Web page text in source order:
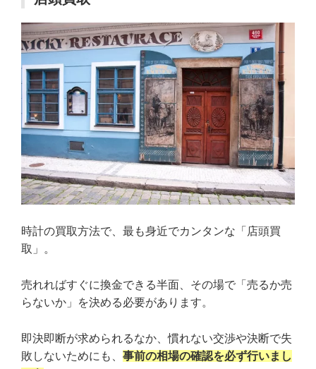
時計の買取方法で、最も身近でカンタンな「店頭買
取」。
売れればすぐに換金できる半面、その場で「売るか売
らないか」を決める必要があります。
即決即断が求められるなか、慣れない交渉や決断で失
敗しないためにも、 事前の相場の確認を必ず行いまし